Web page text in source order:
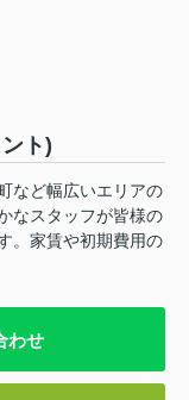
ト)
など幅広いエリアの
なスタッフが皆様の
。家賃や初期費用の
わせ